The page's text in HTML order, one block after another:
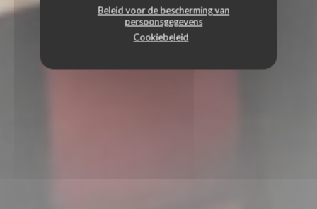
Beleid voor de bescherming van
persoonsgegevens
Cookiebeleid